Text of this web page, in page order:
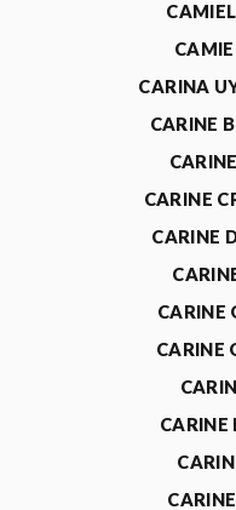
CARINA
CARINE
CARINE
CARINE
CARINE
CARINE
CARINE